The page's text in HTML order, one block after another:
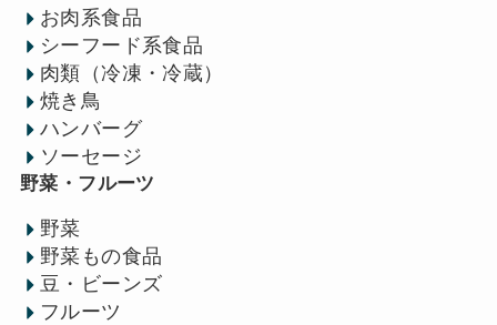
お肉系食品
シーフード系食品
肉類（冷凍・冷蔵）
焼き鳥
ハンバーグ
ソーセージ
野菜・フルーツ
野菜
野菜もの食品
豆・ビーンズ
フルーツ